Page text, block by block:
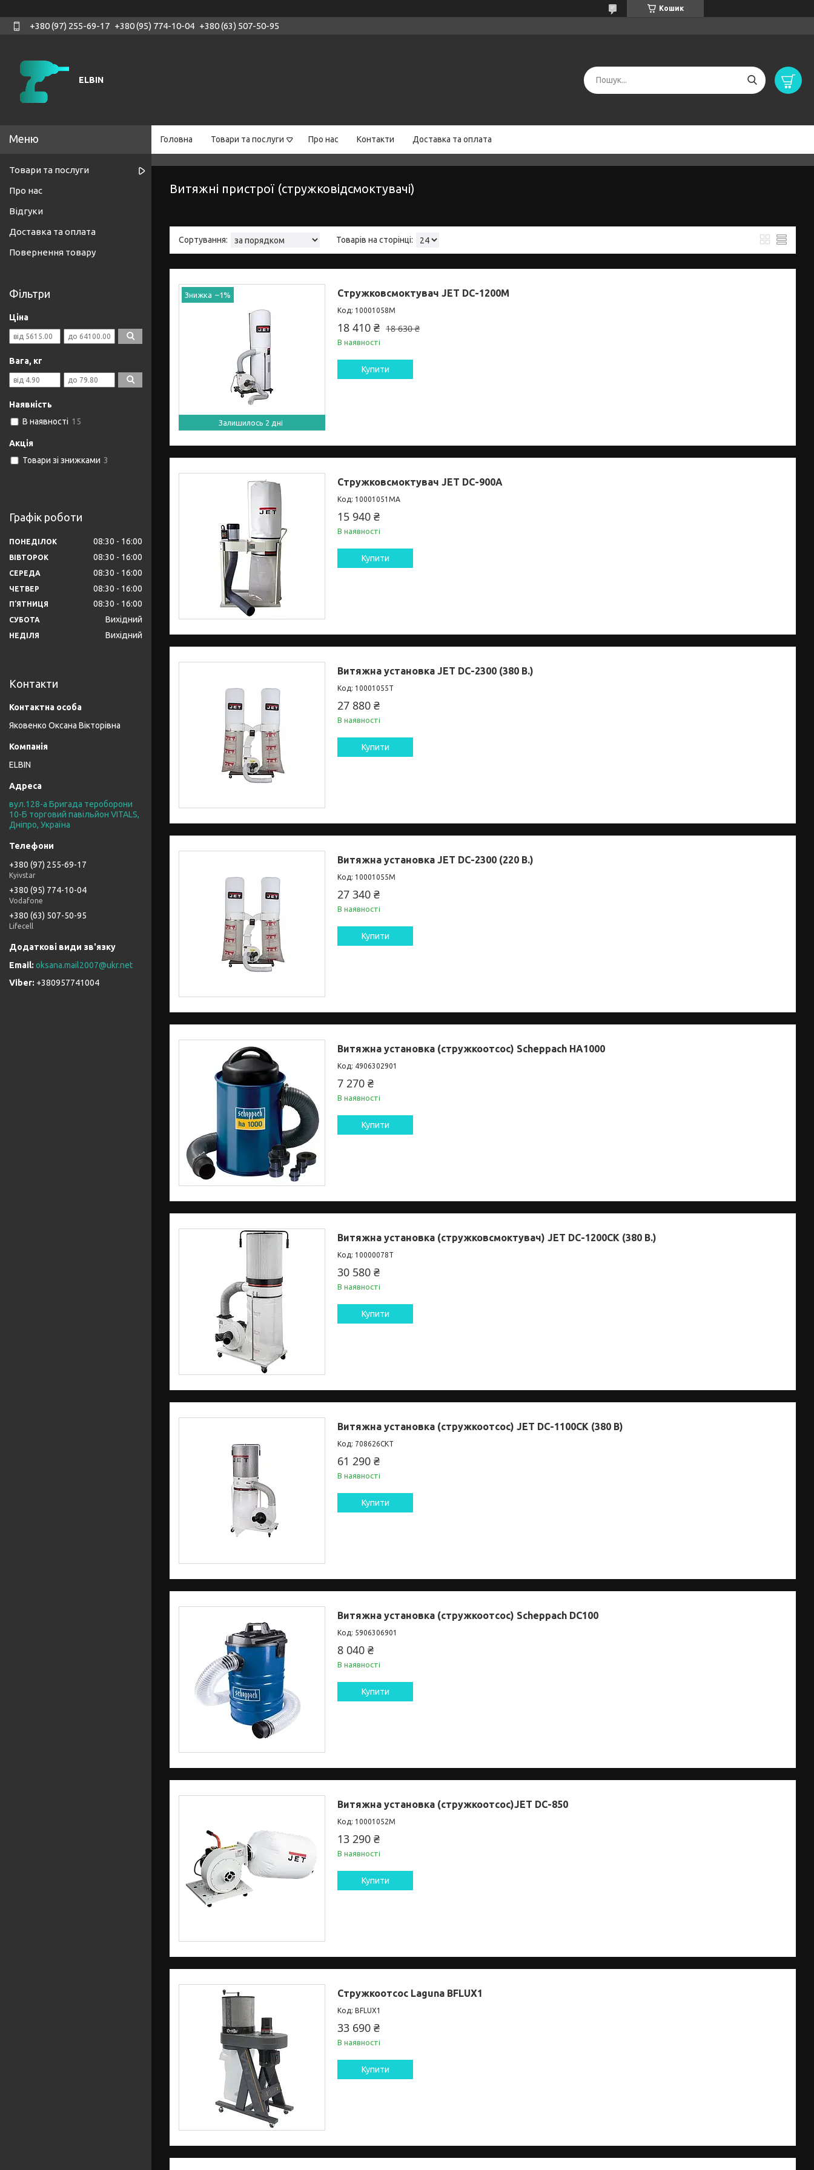
Кошик
+380 (97) 255-69-17 +380 (95) 774-10-04 +380 (63) 507-50-95
ELBIN
Головна Товари та послуги Про нас Контакти Доставка та оплата
Витяжні пристрої (стружковідсмоктувачі)
–1%
Залишилось 2 дні
Стружковсмоктувач JET DC-1200M
10001058M
18 630 ₴
18 410 ₴
В наявності
Купити
Стружковсмоктувач JET DC-900A
10001051MA
15 940 ₴
В наявності
Купити
Витяжна установка JET DC-2300 (380 В.)
10001055T
27 880 ₴
В наявності
Купити
Витяжна установка JET DC-2300 (220 В.)
10001055М
27 340 ₴
В наявності
Купити
Витяжна установка (стружкоотсос) Scheppach HA1000
4906302901
7 270 ₴
В наявності
Купити
Витяжна установка (стружковсмоктувач) JET DC-1200CK (380 В.)
10000078Т
30 580 ₴
В наявності
Купити
Витяжна установка (стружкоотсос) JET DC-1100CK (380 В)
708626CKT
61 290 ₴
В наявності
Купити
Витяжна установка (стружкоотсос) Scheppach DC100
5906306901
8 040 ₴
В наявності
Купити
Витяжна установка (стружкоотсос)JET DC-850
10001052M
13 290 ₴
В наявності
Купити
Стружкоотсос Laguna BFLUX1
BFLUX1
33 690 ₴
В наявності
Купити
Товари та послуги
Про нас
Відгуки
Доставка та оплата
Повернення товару
Фільтри
Ціна
Вага, кг
Наявність
В наявності 15
Акція
Товари зі знижками 3
Графік роботи
ПОНЕДІЛОК 08:30 16:00
ВІВТОРОК 08:30 16:00
СЕРЕДА 08:30 16:00
ЧЕТВЕР 08:30 16:00
ПʼЯТНИЦЯ 08:30 16:00
СУБОТА Вихідний
НЕДІЛЯ Вихідний
Контакти
Яковенко Оксана Вікторівна
ELBIN
вул.128-а Бригада тероборони
10-Б торговий павільйон VITALS,
Дніпро, Україна
+380 (97) 255-69-17
Kyivstar
+380 (95) 774-10-04
Vodafone
+380 (63) 507-50-95
Lifecell
oksana.mail2007@ukr.net
+380957741004